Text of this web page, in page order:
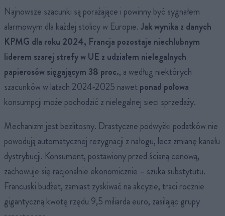
Najnowsze szacunki są porażające i powinny być sygnałem
alarmowym dla każdej stolicy w Europie.Jak wynika z danych
KPMG dla roku 2024, Francja pozostaje niechlubnym
liderem szarej strefy w UE z udziałem nielegalnych
papierosów sięgającym 38 proc., a według niektórych
szacunków w latach 2024-2025 nawet ponad połowa
konsumpcji może pochodzić z nielegalnej sieci sprzedaży.
Mechanizm jest bezlitosny. Drastyczne podwyżki podatków nie
powodują automatycznej rezygnacji z nałogu, lecz zmianę kanału
dystrybucji. Konsument, postawiony przed ścianą cenową,
zachowuje się racjonalnie ekonomicznie – szuka substytutu.
Francuski budżet, zamiast zyskiwać na akcyzie, traci rocznie
gigantyczną kwotę rzędu 9,5 miliarda euro, zasilając grupy